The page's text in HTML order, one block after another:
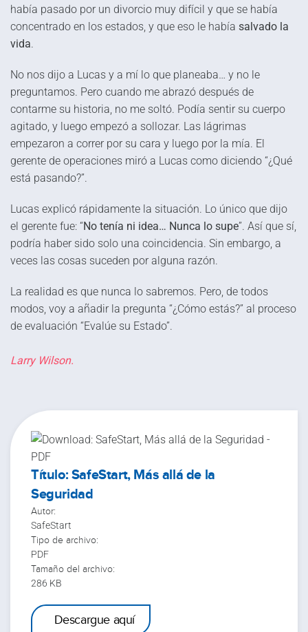
había pasado por un divorcio muy difícil y que se había
concentrado en los estados, y que eso le había salvado la
vida.
No nos dijo a Lucas y a mí lo que planeaba… y no le
preguntamos. Pero cuando me abrazó después de
contarme su historia, no me soltó. Podía sentir su cuerpo
agitado, y luego empezó a sollozar. Las lágrimas
empezaron a correr por su cara y luego por la mía. El
gerente de operaciones miró a Lucas como diciendo “¿Qué
está pasando?”.
Lucas explicó rápidamente la situación. Lo único que dijo
el gerente fue: “No tenía ni idea… Nunca lo supe”. Así que sí,
podría haber sido solo una coincidencia. Sin embargo, a
veces las cosas suceden por alguna razón.
La realidad es que nunca lo sabremos. Pero, de todos
modos, voy a añadir la pregunta “¿Cómo estás?” al proceso
de evaluación “Evalúe su Estado”.
Larry Wilson.
Título: SafeStart, Más allá de la
Seguridad
Autor:
SafeStart
Tipo de archivo:
PDF
Tamaño del archivo:
286 KB
Descargue aquí
Descargar: SafeStart, Más allá de la
Seguridad